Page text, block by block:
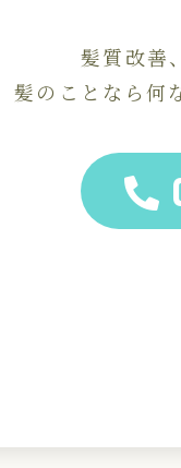
髪質改善
髪のことなら何